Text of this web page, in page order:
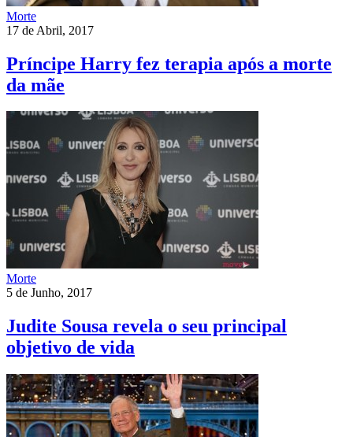
Morte
17 de Abril, 2017
Príncipe Harry fez terapia após a morte
da mãe
Morte
5 de Junho, 2017
Judite Sousa revela o seu principal
objetivo de vida